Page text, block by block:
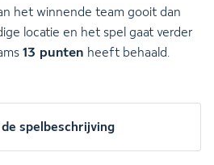
het winnende team gooit dan
locatie en het spel gaat verder
13 punten heeft behaald.
spelbeschrijving